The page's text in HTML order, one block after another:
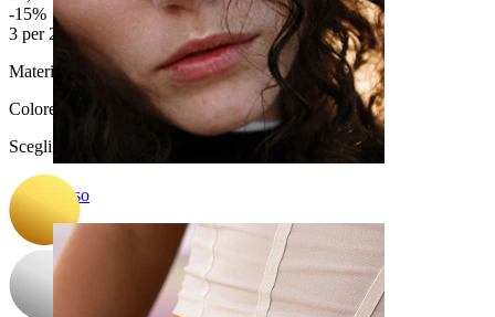
Naso
-15%
3 per 2
Materiale:
Acciaio chirurgico
Colore
Scegli Colore